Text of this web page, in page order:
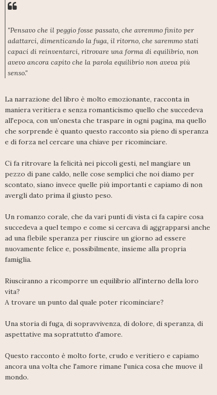
"Pensavo che il peggio fosse passato, che avremmo finito per
adattarci, dimenticando la fuga, il ritorno, che saremmo stati
capaci di reinventarci, ritrovare una forma di equilibrio, non
avevo ancora capito che la parola equilibrio non aveva più
senso."
La narrazione del libro è molto emozionante, racconta in
maniera veritiera e senza romanticismo quello che succedeva
all'epoca, con un'onesta che traspare in ogni pagina, ma quello
che sorprende è quanto questo racconto sia pieno di speranza
e di forza nel cercare una chiave per ricominciare.
Ci fa ritrovare la felicità nei piccoli gesti, nel mangiare un
pezzo di pane caldo, nelle cose semplici che noi diamo per
scontato, siano invece quelle più importanti e capiamo di non
avergli dato prima il giusto peso.
Un romanzo corale, che da vari punti di vista ci fa capire cosa
succedeva a quel tempo e come si cercava di aggrapparsi anche
ad una flebile speranza per riuscire un giorno ad essere
nuovamente felice e, possibilmente, insieme alla propria
famiglia.
Riusciranno a ricomporre un equilibrio all'interno della loro
vita?
A trovare un punto dal quale poter ricominciare?
Una storia di fuga, di sopravvivenza, di dolore, di speranza, di
aspettative ma soprattutto d'amore.
Questo racconto è molto forte, crudo e veritiero e capiamo
ancora una volta che l'amore rimane l'unica cosa che muove il
mondo.